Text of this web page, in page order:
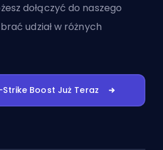
dołączyć do naszego
udział w różnych
Boost Już Teraz